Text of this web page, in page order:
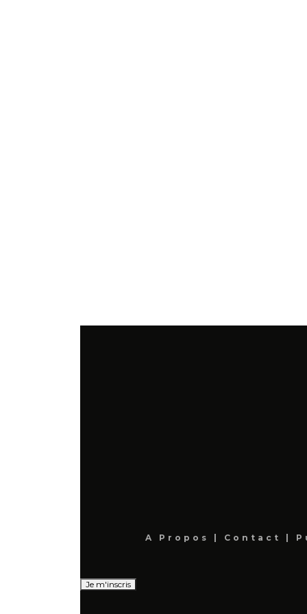
A Propos Contact